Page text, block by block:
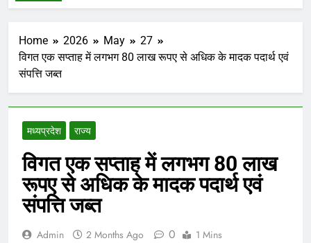
Home 2026 May
27
विगत एक सप्ताह में लगभग 80 लाख रूपए से अधिक के मादक पदार्थ एवं
संपत्ति जब्त
मध्‍यप्रदेश राज्य
विगत एक सप्ताह में लगभग 80 लाख
रूपए से अधिक के मादक पदार्थ एवं
संपत्ति जब्त
Admin 2 Months Ago 0 1 Mins